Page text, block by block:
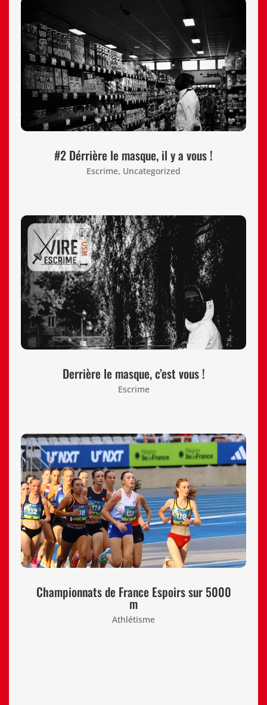
#2 Dérrière le masque, il y a vous !
Escrime, Uncategorized
Derrière le masque, c’est vous !
Escrime
Championnats de France Espoirs sur 5000
m
Athlétisme